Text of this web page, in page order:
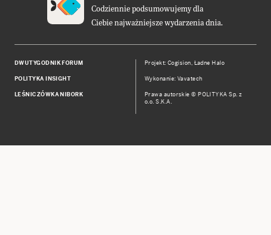
Codziennie podsumowujemy dla
Ciebie najważniejsze wydarzenia dnia.
DWUTYGODNIK FORUM
POLITYKA INSIGHT
LEŚNICZÓWKA NIBORK
Projekt:Cogision, Ładne Halo
Wykonanie: Vavatech
Prawa autorskie © POLITYKA Sp. z
o.o. S.K.A.